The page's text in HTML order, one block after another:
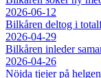
2026-06-12
Bilkåren deltog i
2026-04-29
Bilkåren inleder
2026-04-26
Nöjda tjejer på